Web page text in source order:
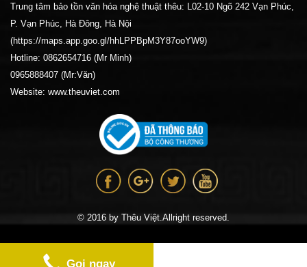
Trung tâm bảo tồn văn hóa nghệ thuật thêu: L02-10 Ngõ 242 Vạn Phúc,
P. Vạn Phúc, Hà Đông, Hà Nội
(https://maps.app.goo.gl/hhLPPBpM3Y87ooYW9)
Hotline: 0862654716 (Mr Minh)
0965888407 (Mr:Văn)
Website: www.theuviet.com
© 2016 by Thêu Việt.Allright reserved.
Gọi ngay